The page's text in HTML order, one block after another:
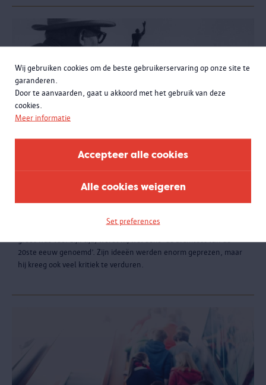
Wij gebruiken cookies om de beste gebruikerservaring op onze site te
garanderen.
Door te aanvaarden, gaat u akkoord met het gebruik van deze
cookies.
Meer informatie
Accepteer alle cookies
Alle cookies weigeren
Set preferences
Architect Le Corbusier
Dé architect van de 20e eeuw?
beeldhouwer ook een invloedrijk theoreticus. Omdat zijn invloed zo
groot was voor zijn tijd, wordt hij wel eens ‘de architect van de
20ste eeuw genoemd’. Zijn ideeën werden enorm geprezen, maar
hij kreeg ook veel kritiek te verduren.